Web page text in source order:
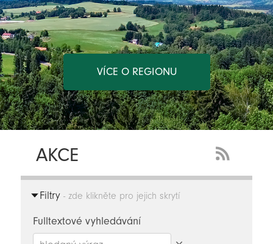
VÍCE O REGIONU
AKCE
Feed
Filtry- zde klikněte pro jejich skrytí
Fulltextové vyhledávání